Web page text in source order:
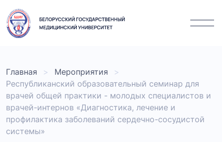
Главная
Мероприятия
Республиканский образовательный семинар для
врачей общей практики - молодых специалистов и
врачей-интернов «Диагностика, лечение и
профилактика заболеваний сердечно-сосудистой
системы»